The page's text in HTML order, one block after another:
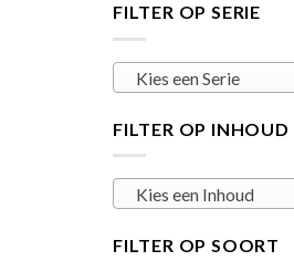
FILTER OP SERIE
Kies een Serie
FILTER OP INHOUD
Kies een Inhoud
FILTER OP SOORT